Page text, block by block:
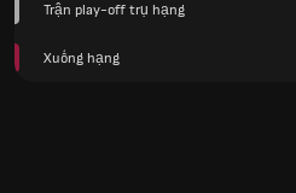
Trận play-off trụ hạng
Xuống hạng